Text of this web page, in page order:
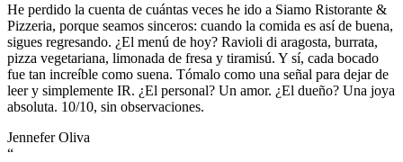
He perdido la cuenta de cuántas veces he ido a Siamo Ristorante &
Pizzeria, porque seamos sinceros: cuando la comida es así de buena,
sigues regresando. ¿El menú de hoy? Ravioli di aragosta, burrata,
pizza vegetariana, limonada de fresa y tiramisú. Y sí, cada bocado
fue tan increíble como suena. Tómalo como una señal para dejar de
leer y simplemente IR. ¿El personal? Un amor. ¿El dueño? Una joya
absoluta. 10/10, sin observaciones.
Jennefer Oliva
“